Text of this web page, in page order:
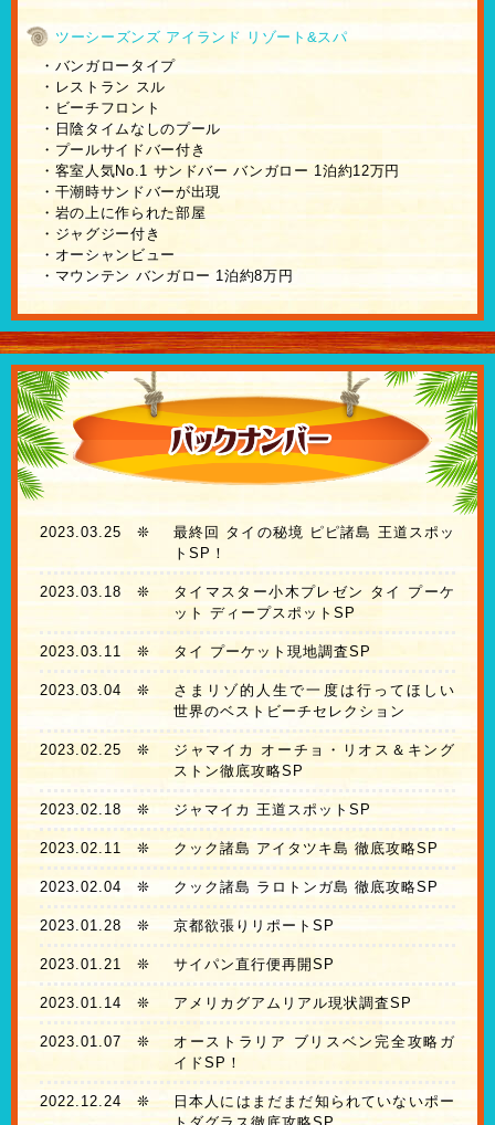
ツーシーズンズ アイランド リゾート&スパ
・バンガロータイプ
・レストラン スル
・ビーチフロント
・日陰タイムなしのプール
・プールサイドバー付き
・客室人気No.1 サンドバー バンガロー 1泊約12万円
・干潮時サンドバーが出現
・岩の上に作られた部屋
・ジャグジー付き
・オーシャンビュー
・マウンテン バンガロー 1泊約8万円
2023.03.25 ❊
最終回 タイの秘境 ピピ諸島 王道スポッ
トSP！
2023.03.18 ❊
タイマスター小木プレゼン タイ プーケ
ット ディープスポットSP
2023.03.11 ❊ タイ プーケット現地調査SP
2023.03.04 ❊
さまリゾ的人生で一度は行ってほしい
世界のベストビーチセレクション
2023.02.25 ❊
ジャマイカ オーチョ・リオス＆キング
ストン徹底攻略SP
2023.02.18❊ ジャマイカ 王道スポットSP
2023.02.11 ❊ クック諸島 アイタツキ島 徹底攻略SP
2023.02.04 ❊ クック諸島 ラロトンガ島 徹底攻略SP
2023.01.28 ❊ 京都欲張りリポートSP
2023.01.21 ❊ サイパン直行便再開SP
2023.01.14 ❊ アメリカグアムリアル現状調査SP
2023.01.07 ❊
オーストラリア ブリスベン完全攻略ガ
イドSP！
2022.12.24❊
日本人にはまだまだ知られていないポー